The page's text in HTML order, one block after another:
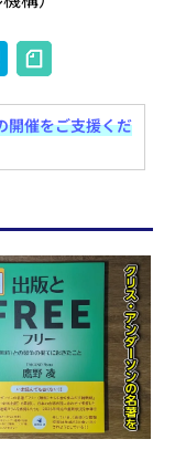
H
at
e
n
開催をご支援くだ